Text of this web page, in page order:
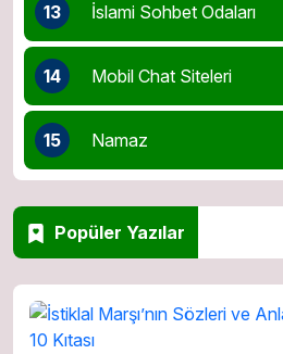
13 İslami Sohbet Odaları
14 Mobil Chat Siteleri
15 Namaz
Popüler Yazılar